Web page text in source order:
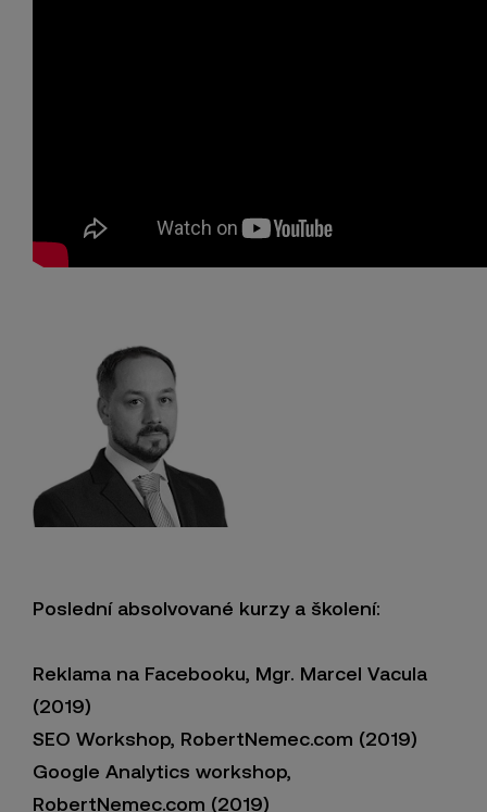
Poslední absolvované kurzy a školení:
Reklama na Facebooku, Mgr. Marcel Vacula
(2019)
SEO Workshop, RobertNemec.com (2019)
Google Analytics workshop,
RobertNemec.com (2019)